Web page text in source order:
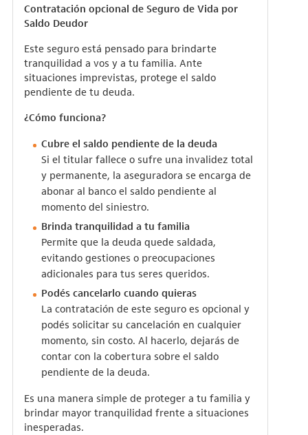
Contratación opcional de Seguro de Vida por
Saldo Deudor
Este seguro está pensado para brindarte
tranquilidad a vos y a tu familia. Ante
situaciones imprevistas, protege el saldo
pendiente de tu deuda.
¿Cómo funciona?
Cubre el saldo pendiente de la deuda
Si el titular fallece o sufre una invalidez total
y permanente, la aseguradora se encarga de
abonar al banco el saldo pendiente al
momento del siniestro.
Brinda tranquilidad a tu familia
Permite que la deuda quede saldada,
evitando gestiones o preocupaciones
adicionales para tus seres queridos.
Podés cancelarlo cuando quieras
La contratación de este seguro es opcional y
podés solicitar su cancelación en cualquier
momento, sin costo. Al hacerlo, dejarás de
contar con la cobertura sobre el saldo
pendiente de la deuda.
Es una manera simple de proteger a tu familia y
brindar mayor tranquilidad frente a situaciones
inesperadas.